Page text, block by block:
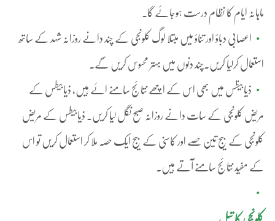
ماہانہ ایام کا نظام درست ہوجائے گا۔
اعصابی دباؤ اور تناؤ میں مبتلا لوگ کلونجی کے چند دانے روزانہ شہد کے ساتھ
استعمال کرلیا کریں۔چند دنوں میں بہتر محسوس کریں گے۔
ذیابیظس میں بھی اس کے اچھے نتائج سامنے ائے ہیں، ذیابیطس کے
مریض کلونجی کے سات دانے روزانہ صبح نگل لیا کریں۔ ذیابیطس کے مریض
کلونجی کے بیج تین حصے اور کاسنی کے بیج ایک حصہ ملا کر استعمال کریں تو اس
کے مفید نتائج سامنے آتے ہیں۔